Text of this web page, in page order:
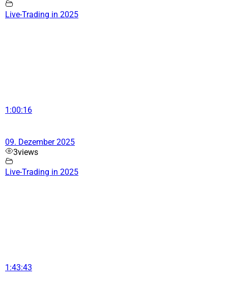
Live-Trading in 2025
1:00:16
09. Dezember 2025
3views
Live-Trading in 2025
1:43:43